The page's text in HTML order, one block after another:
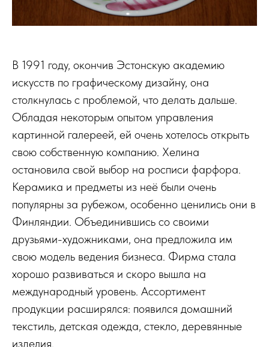
В 1991 году, окончив Эстонскую академию
искусств по графическому дизайну, она
столкнулась с проблемой, что делать дальше.
Обладая некоторым опытом управления
картинной галереей, ей очень хотелось открыть
свою собственную компанию. Хелина
остановила свой выбор на росписи фарфора.
Керамика и предметы из неё были очень
популярны за рубежом, особенно ценились они в
Финляндии. Объединившись со своими
друзьями-художниками, она предложила им
свою модель ведения бизнеса. Фирма стала
хорошо развиваться и скоро вышла на
международный уровень. Ассортимент
продукции расширялся: появился домашний
текстиль, детская одежда, стекло, деревянные
изделия.